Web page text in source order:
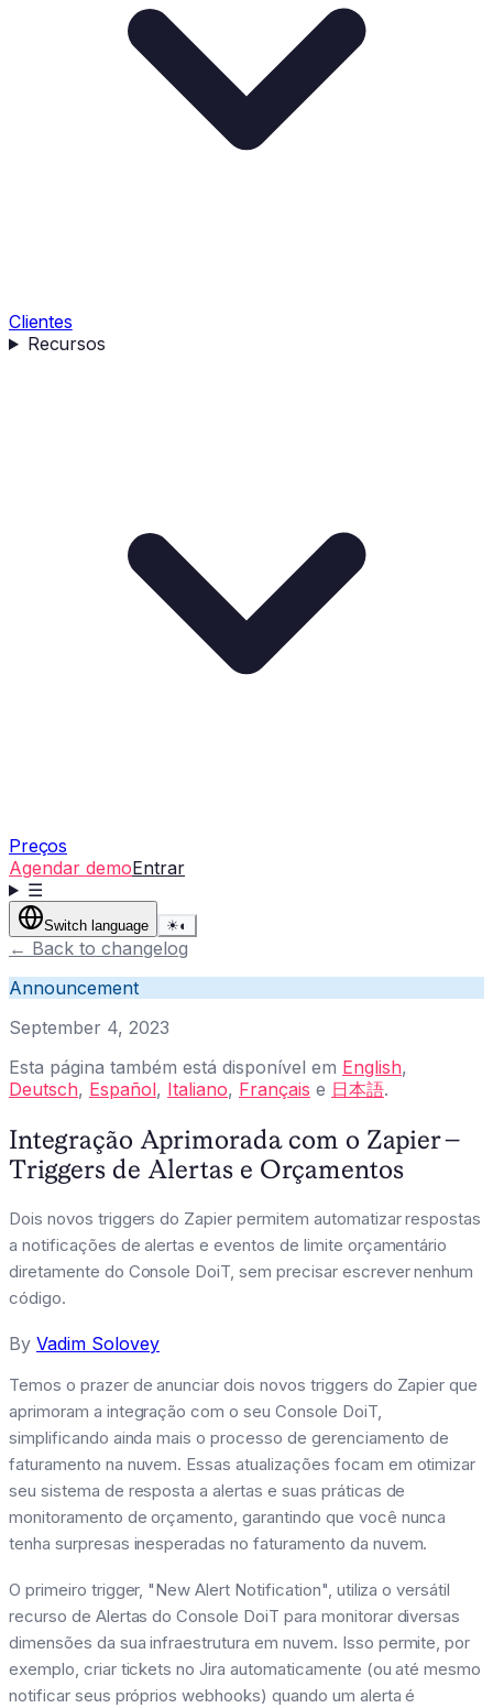
Clientes
Recursos
Preços
Agendar demoEntrar
☰
Switch language ☀◐
← Back to changelog
Announcement
September 4, 2023
Esta página também está disponível em English,
Deutsch, Español, Italiano, Français e 日本語.
Integração Aprimorada com o Zapier –
Triggers de Alertas e Orçamentos
Dois novos triggers do Zapier permitem automatizar respostas
a notificações de alertas e eventos de limite orçamentário
diretamente do Console DoiT, sem precisar escrever nenhum
código.
By Vadim Solovey
Temos o prazer de anunciar dois novos triggers do Zapier que
aprimoram a integração com o seu Console DoiT,
simplificando ainda mais o processo de gerenciamento de
faturamento na nuvem. Essas atualizações focam em otimizar
seu sistema de resposta a alertas e suas práticas de
monitoramento de orçamento, garantindo que você nunca
tenha surpresas inesperadas no faturamento da nuvem.
O primeiro trigger, "New Alert Notification", utiliza o versátil
recurso de Alertas do Console DoiT para monitorar diversas
dimensões da sua infraestrutura em nuvem. Isso permite, por
exemplo, criar tickets no Jira automaticamente (ou até mesmo
notificar seus próprios webhooks) quando um alerta é